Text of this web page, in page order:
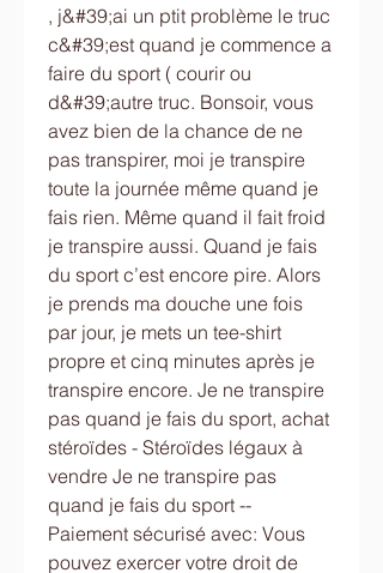
, j&#39;ai un ptit problème le truc
c&#39;est quand je commence a
faire du sport ( courir ou
d&#39;autre truc. Bonsoir, vous
avez bien de la chance de ne
pas transpirer, moi je transpire
toute la journée même quand je
fais rien. Même quand il fait froid
je transpire aussi. Quand je fais
du sport c’est encore pire. Alors
je prends ma douche une fois
par jour, je mets un tee-shirt
propre et cinq minutes après je
transpire encore. Je ne transpire
pas quand je fais du sport, achat
stéroïdes - Stéroïdes légaux à
vendre Je ne transpire pas
quand je fais du sport --
Paiement sécurisé avec: Vous
pouvez exercer votre droit de